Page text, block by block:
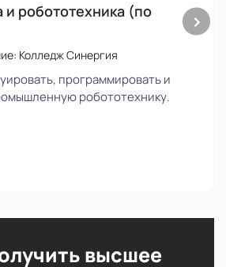
и робототехника (по
Колледж Синергия
программировать и
робототехнику.
›
высшее